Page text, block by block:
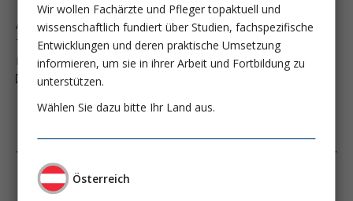
Arbeitsgemeinschaft Klinische Ernährung
Tel. +43 / 1 / 969 04 87
E-Mail:
ffc k -n
AKE-Herbsttagung -
Wir wollen Fachärzte und Pfleger topaktuell und
wissenschaftlich fundiert über Studien, fachspezifische
Entwicklungen und deren praktische Umsetzung
informieren, um sie in ihrer Arbeit und Fortbildung zu
unterstützen.
Wählen Sie dazu bitte Ihr Land aus.
Österreich